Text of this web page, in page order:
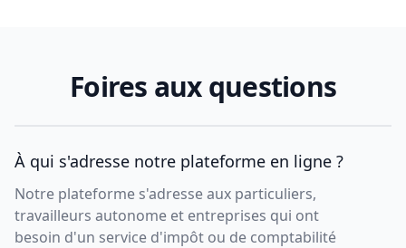
Foires aux questions
À qui s'adresse notre plateforme en ligne ?
Notre plateforme s'adresse aux particuliers,
travailleurs autonome et entreprises qui ont
besoin d'un service d'impôt ou de comptabilité